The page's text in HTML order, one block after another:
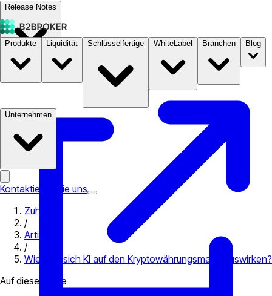
Release Notes
Dokumentation B2STORE
Produkte Liquidität Schlüsselfertige WhiteLabel Branchen Blog
Unternehmen
Kontaktieren Sie uns
Zuhause
/
Artikel
/
Wie wird sich KI auf den Kryptowährungsmarkt auswirken?
Auf dieser Seite